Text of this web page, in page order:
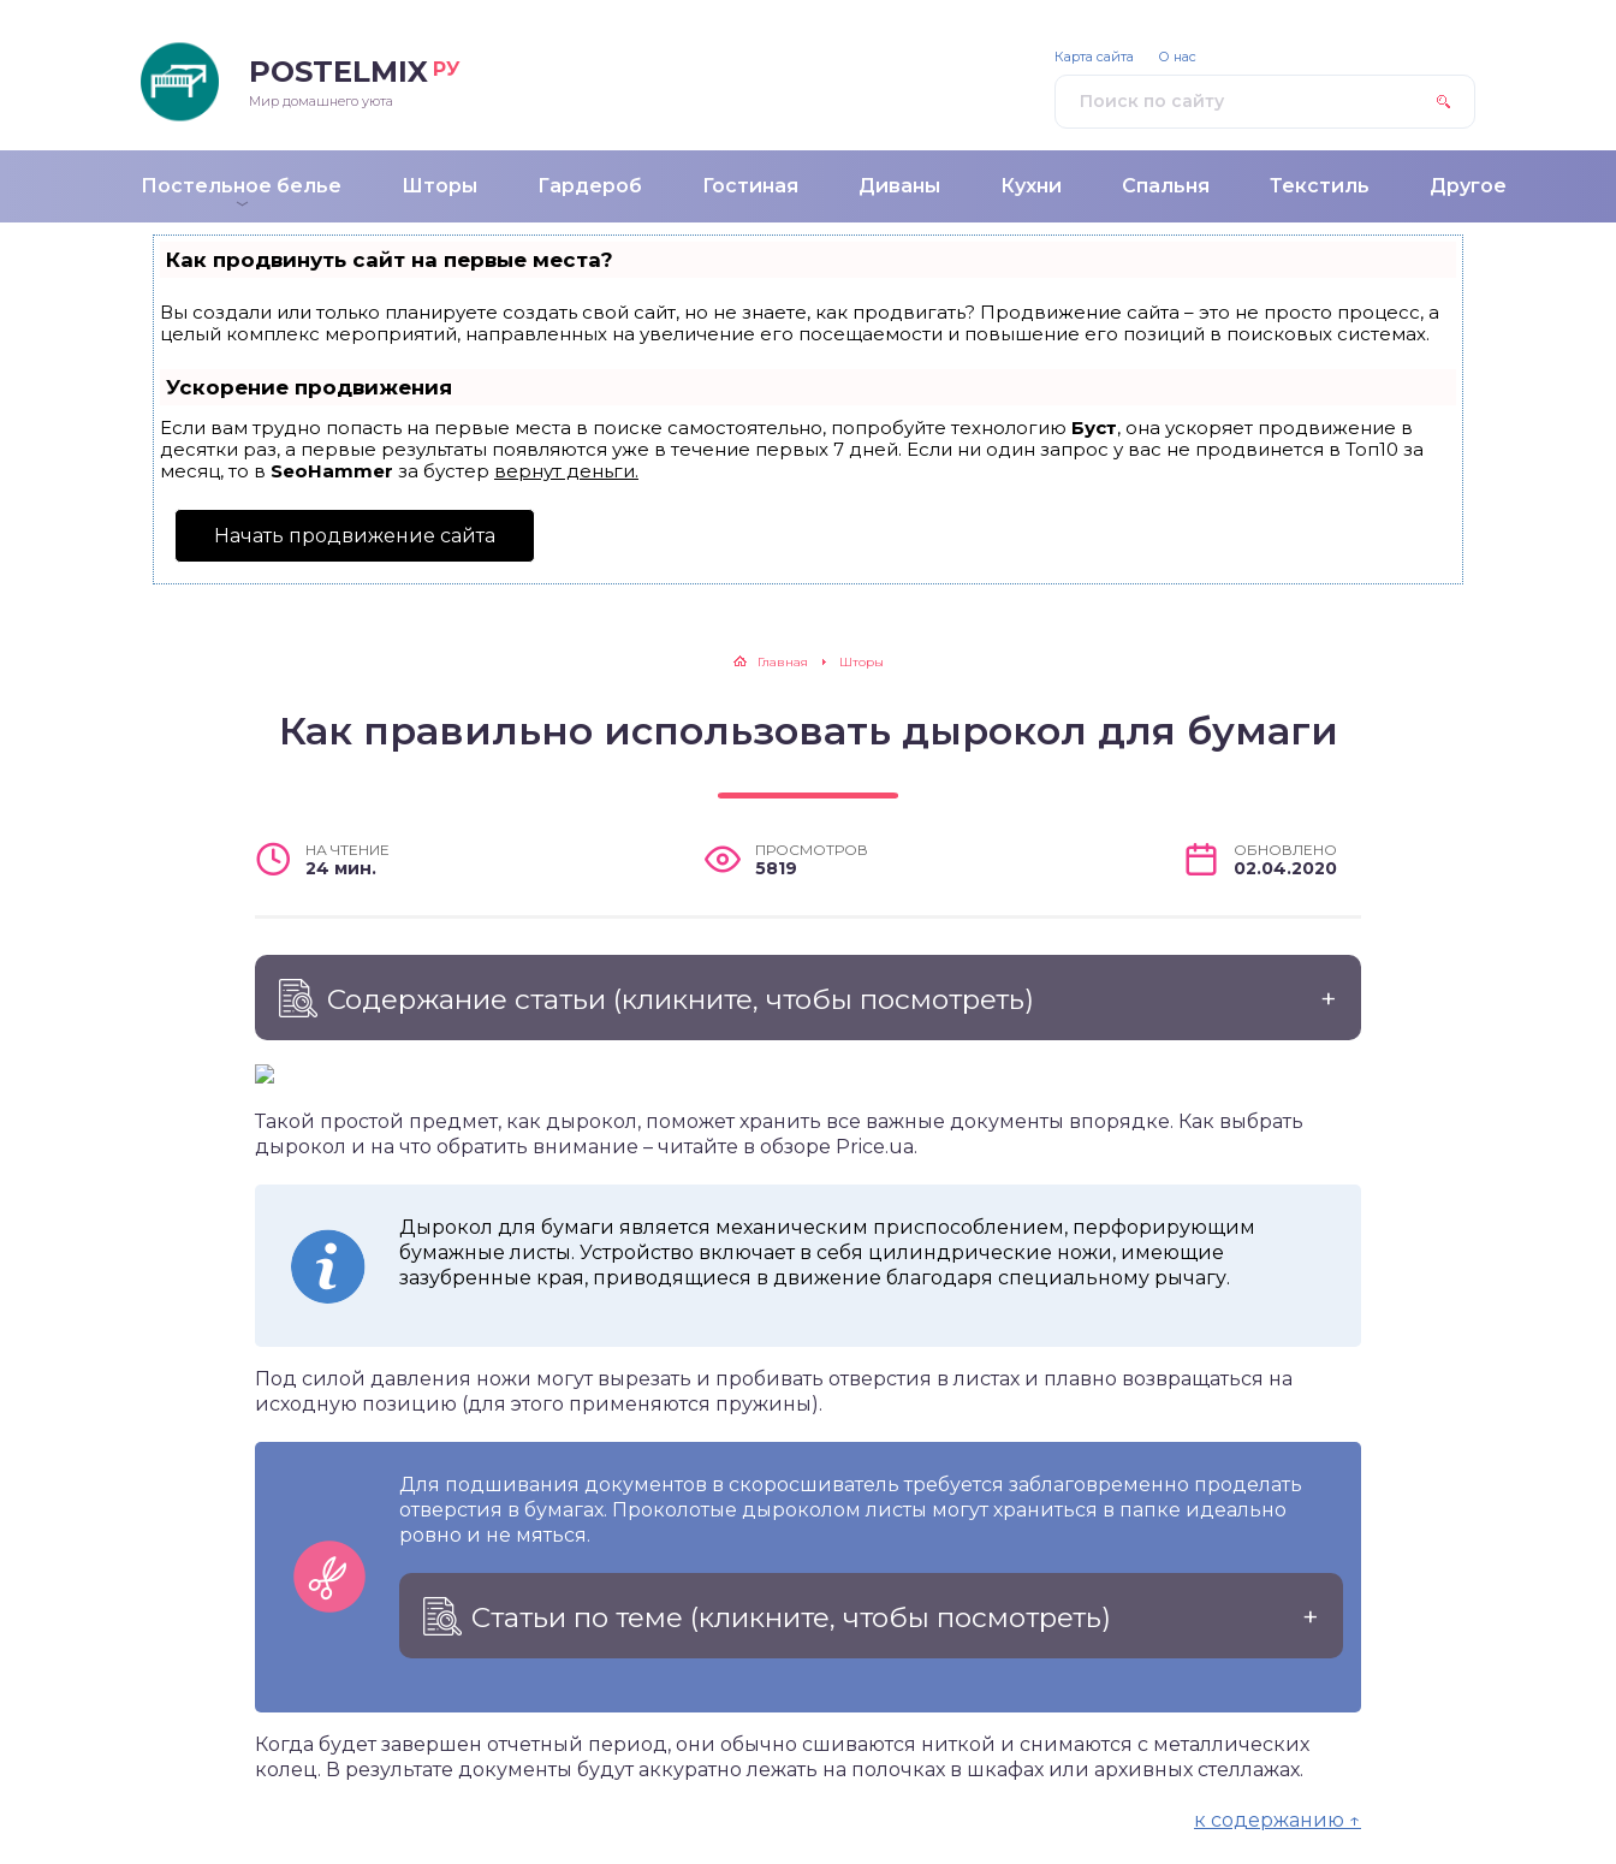
POSTELMIX РУ
Мир домашнего уюта
Постельное белье Шторы Гардероб Гостиная Диваны Кухни Спальня Текстиль Другое
Карта сайта О нас
Как продвинуть сайт на первые места?
Вы создали или только планируете создать свой сайт, но не знаете, как продвигать? Продвижение сайта – это не просто процесс, а
целый комплекс мероприятий, направленных на увеличение его посещаемости и повышение его позиций в поисковых системах.
Ускорение продвижения
Если вам трудно попасть на первые места в поиске самостоятельно, попробуйте технологию Буст, она ускоряет продвижение в
десятки раз, а первые результаты появляются уже в течение первых 7 дней. Если ни один запрос у вас не продвинется в Топ10 за
месяц, то в SeoHammer за бустер вернут деньги.
Начать продвижение сайта
Главная Шторы
Как правильно использовать дырокол для бумаги
НА ЧТЕНИЕ
24 мин.
ПРОСМОТРОВ
5819
ОБНОВЛЕНО
02.04.2020
Содержание статьи (кликните, чтобы посмотреть)
Такой простой предмет, как дырокол, поможет хранить все важные документы впорядке. Как выбрать
дырокол и на что обратить внимание – читайте в обзоре Price.ua.
Дырокол для бумаги является механическим приспособлением, перфорирующим
бумажные листы. Устройство включает в себя цилиндрические ножи, имеющие
зазубренные края, приводящиеся в движение благодаря специальному рычагу.
Под силой давления ножи могут вырезать и пробивать отверстия в листах и плавно возвращаться на
исходную позицию (для этого применяются пружины).
Для подшивания документов в скоросшиватель требуется заблаговременно проделать
отверстия в бумагах. Проколотые дыроколом листы могут храниться в папке идеально
ровно и не мяться.
Статьи по теме (кликните, чтобы посмотреть)
Когда будет завершен отчетный период, они обычно сшиваются ниткой и снимаются с металлических
колец. В результате документы будут аккуратно лежать на полочках в шкафах или архивных стеллажах.
к содержанию ↑